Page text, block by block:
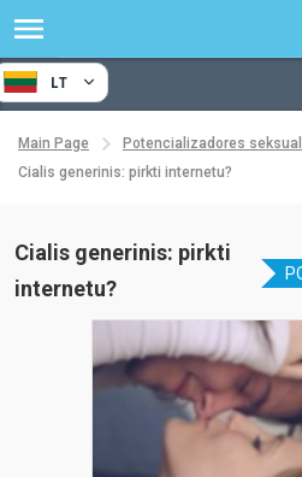
LT
Main Page
Potencializadores
Cialis generinis: pirkti internetu?
Cialis generinis: pirkti
internetu?